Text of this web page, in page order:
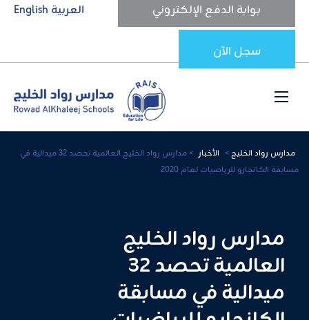
بوابة الدفع الإلكتروني
سجل الآن
العربية English
مدارس رواد الخليج> الأخبار >
مدارس رواد الخليج العالمية تحصد 32 ميدالية في
مسابقة الكانجارو للرياضيات لعام 2020
مدارس رواد الخليج
العالمية تحصد 32
ميدالية في مسابقة